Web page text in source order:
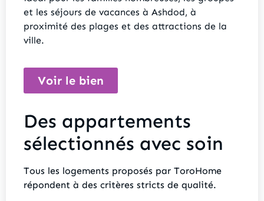
et les séjours de vacances à Ashdod, à
proximité des plages et des attractions de la
ville.
Voir le bien
Des appartements
sélectionnés avec soin
Tous les logements proposés par ToroHome
répondent à des critères stricts de qualité.